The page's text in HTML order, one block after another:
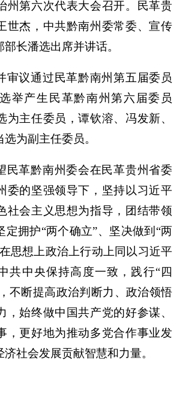
州第六次代表大会召开。民革贵
世杰，中共黔南州委常委、宣传
长潘选出席并讲话。
审议通过民革黔南州第五届委员
举产生民革黔南州第六届委员
为主任委员，谭钦溶、冯发新、
为副主任委员。
民革黔南州委会在民革贵州省委
委的坚强领导下，坚持以习近平
社会主义思想为指导，团结带领
定拥护“两个确立”、坚决做到“两
思想上政治上行动上同以习近平
共中央保持高度一致，践行“四
不断提高政治判断力、政治领悟
，始终做中国共产党的好参谋、
，更好地为推动多党合作事业发
社会发展贡献智慧和力量。